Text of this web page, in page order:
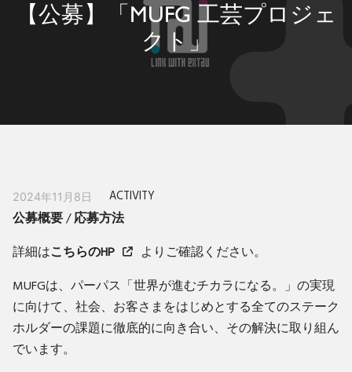
【公募】「MUFG 工芸プロジェ
クト」
2024年11月8日 ACTIVITY
公募概要/応募方法
詳細はこちらのHP
よりご確認ください。
MUFGは、パーパス「世界が進むチカラになる。」の実現
に向けて、社会、お客さまをはじめとする全てのステーク
ホルダーの課題に徹底的に向き合い、その解決に取り組ん
でいます。